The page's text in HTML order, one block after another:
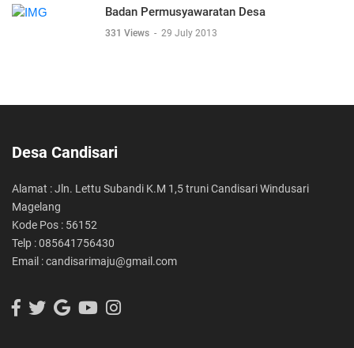
Badan Permusyawaratan Desa
331 Views - 29 July 2013
Desa Candisari
Alamat : Jln. Lettu Subandi K.M 1,5 truni Candisari Windusari
Magelang
Kode Pos : 56152
Telp : 085641756430
Email : candisarimaju@gmail.com